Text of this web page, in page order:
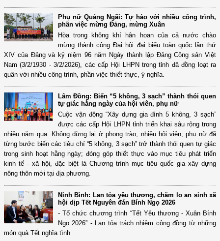
Phụ nữ Quảng Ngãi: Tự hào với nhiều công trình,
phần việc mừng Đảng, mừng Xuân
Hòa trong không khí hân hoan của cả nước chào
mừng thành công Đại hội đại biểu toàn quốc lần thứ
XIV của Đảng và kỷ niệm 96 năm Ngày thành lập Đảng Cộng sản Việt
Nam (3/2/1930 - 3/2/2026), các cấp Hội LHPN trong tỉnh đã đồng loạt ra
quân với nhiều công trình, phần việc thiết thực, ý nghĩa.
Lâm Đồng: Biến “5 không, 3 sạch” thành thói quen
tự giác hằng ngày của hội viên, phụ nữ
Cuộc vận động “Xây dựng gia đình 5 không, 3 sạch”
được các cấp Hội LHPN tỉnh triển khai sâu rộng trong
nhiều năm qua. Không dừng lại ở phong trào, nhiều hội viên, phụ nữ đã
từng bước biến các tiêu chí “5 không, 3 sạch” trở thành thói quen tự giác
trong sinh hoạt hằng ngày; đóng góp thiết thực vào mục tiêu phát triển
kinh tế - xã hội, đặc biệt là Chương trình mục tiêu quốc gia xây dựng
nông thôn mới tại địa phương.
Ninh Bình: Lan tỏa yêu thương, chăm lo an sinh xã
hội dịp Tết Nguyên đán Bính Ngọ 2026
- Tổ chức chương trình “Tết Yêu thương - Xuân Bính
Ngọ 2026” - Lan tỏa trách nhiệm cộng đồng từ những
món quà Tết nghĩa tình